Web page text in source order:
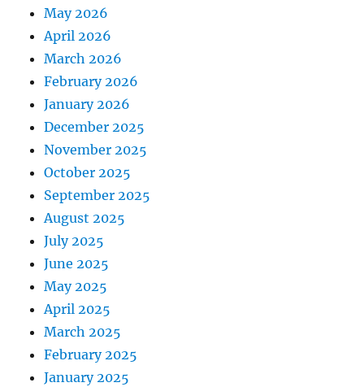
May 2026
April 2026
March 2026
February 2026
January 2026
December 2025
November 2025
October 2025
September 2025
August 2025
July 2025
June 2025
May 2025
April 2025
March 2025
February 2025
January 2025